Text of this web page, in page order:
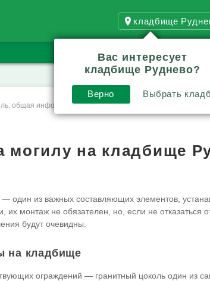
кладбище
общая информация
могилу на кладбище
один из важных составляющих элементов,
их монтаж не обязателен, но, если не отказаться
будут очевидны.
на кладбище
ограждений — гранитный цоколь один из
Вас интересует
кладбище Руднево?
Верно Выбрать